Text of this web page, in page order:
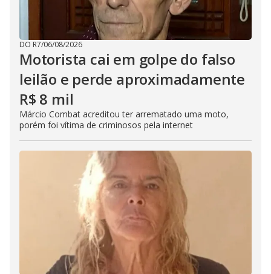
DO R7/06/08/2026
Motorista cai em golpe do falso
leilão e perde aproximadamente
R$ 8 mil
Márcio Combat acreditou ter arrematado uma moto,
porém foi vítima de criminosos pela internet